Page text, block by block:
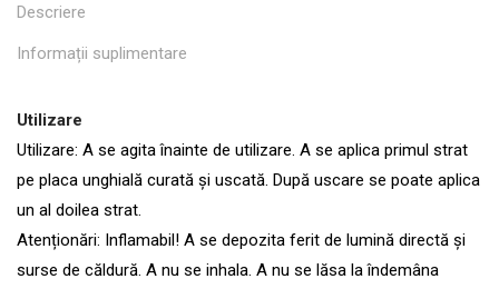
Descriere
Informații suplimentare
Utilizare
Utilizare: A se agita înainte de utilizare. A se aplica primul strat
pe placa unghială curată și uscată. După uscare se poate aplica
un al doilea strat.
Atenționări: Inflamabil! A se depozita ferit de lumină directă și
surse de căldură. A nu se inhala. A nu se lăsa la îndemâna